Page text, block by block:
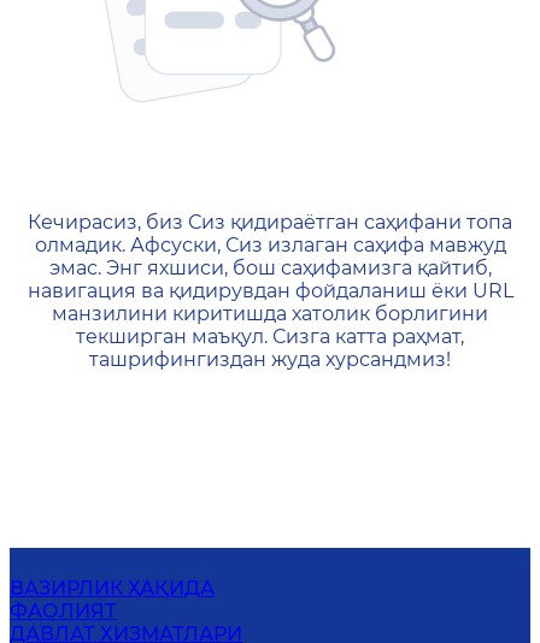
404 — Страница не
Кечирасиз, биз Сиз қидираётган саҳифани топа
олмадик. Афсуски, Сиз излаган саҳифа мавжуд
эмас. Энг яхшиси, бош саҳифамизга қайтиб,
навигация ва қидирувдан фойдаланиш ёки URL
манзилини киритишда хатолик борлигини
текширган маъқул. Сизга катта раҳмат,
ташрифингиздан жуда хурсандмиз!
ВАЗИРЛИК ҲАҚИДА
ФАОЛИЯТ
ДАВЛАТ ХИЗМАТЛАРИ